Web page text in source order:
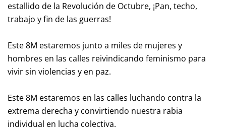
estallido de la Revolución de Octubre, ¡Pan, techo,
trabajo y fin de las guerras!
Este 8M estaremos junto a miles de mujeres y
hombres en las calles reivindicando feminismo para
vivir sin violencias y en paz.
Este 8M estaremos en las calles luchando contra la
extrema derecha y convirtiendo nuestra rabia
individual en lucha colectiva.